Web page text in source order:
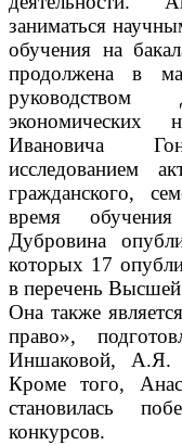
заниматься
обучения на
продолжена в
экономических
Ивановича
исследованием
гражданского,
время
Дубровина
которых 17
в перечень
Она также
право»,
Иншаковой,
Кроме того,
становилась
конкурсов.